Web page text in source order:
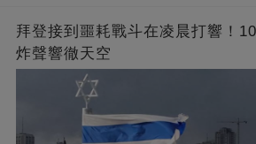
拜登接到噩耗戰斗在凌晨打響！
炸聲響徹天空